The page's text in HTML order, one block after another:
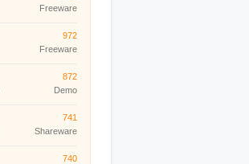
Freeware
972
Freeware
872
Demo
741
Shareware
740